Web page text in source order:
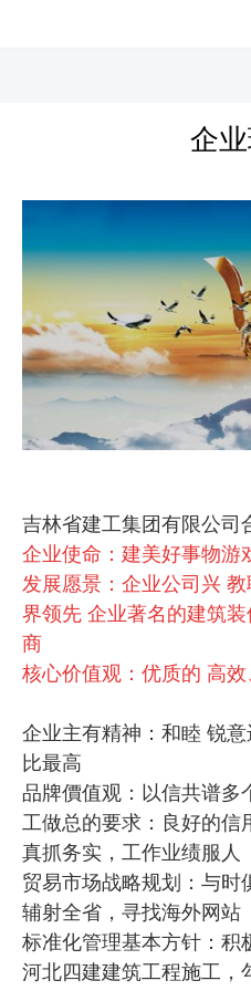
企
吉林省建工集团有限公司
企业使命：建美好事物游
发展愿景：企业公司兴
界领先 企业著名的建筑
商
核心价值观：优质的 高
企业主有精神：和睦 锐
比最高
品牌價值观：以信共谱多
工做总的要求：良好的信
真抓务实，工作业绩服人
贸易市场战略规划：与时
辅射全省，寻找海外网站
标准化管理基本方针：积
河北四建建筑工程施工，